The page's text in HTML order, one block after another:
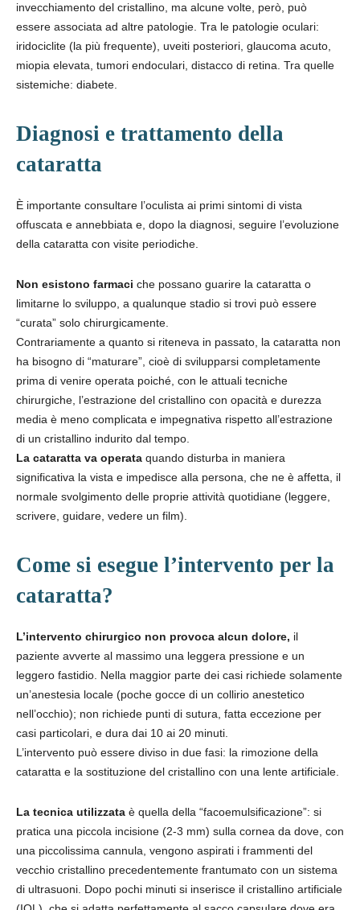
invecchiamento del cristallino, ma alcune volte, però, può
essere associata ad altre patologie. Tra le patologie oculari:
iridociclite (la più frequente), uveiti posteriori, glaucoma acuto,
miopia elevata, tumori endoculari, distacco di retina. Tra quelle
sistemiche: diabete.
Diagnosi e trattamento della
cataratta
È importante consultare l’oculista ai primi sintomi di vista
offuscata e annebbiata e, dopo la diagnosi, seguire l’evoluzione
della cataratta con visite periodiche.
Non esistono farmaci che possano guarire la cataratta o
limitarne lo sviluppo, a qualunque stadio si trovi può essere
“curata” solo chirurgicamente.
Contrariamente a quanto si riteneva in passato, la cataratta non
ha bisogno di “maturare”, cioè di svilupparsi completamente
prima di venire operata poiché, con le attuali tecniche
chirurgiche, l’estrazione del cristallino con opacità e durezza
media è meno complicata e impegnativa rispetto all’estrazione
di un cristallino indurito dal tempo.
La cataratta va operata quando disturba in maniera
significativa la vista e impedisce alla persona, che ne è affetta, il
normale svolgimento delle proprie attività quotidiane (leggere,
scrivere, guidare, vedere un film).
Come si esegue l’intervento per la
cataratta?
L’intervento chirurgico non provoca alcun dolore, il
paziente avverte al massimo una leggera pressione e un
leggero fastidio. Nella maggior parte dei casi richiede solamente
un’anestesia locale (poche gocce di un collirio anestetico
nell’occhio); non richiede punti di sutura, fatta eccezione per
casi particolari, e dura dai 10 ai 20 minuti.
L’intervento può essere diviso in due fasi: la rimozione della
cataratta e la sostituzione del cristallino con una lente artificiale.
La tecnica utilizzata è quella della “facoemulsificazione”: si
pratica una piccola incisione (2-3 mm) sulla cornea da dove, con
una piccolissima cannula, vengono aspirati i frammenti del
vecchio cristallino precedentemente frantumato con un sistema
di ultrasuoni. Dopo pochi minuti si inserisce il cristallino artificiale